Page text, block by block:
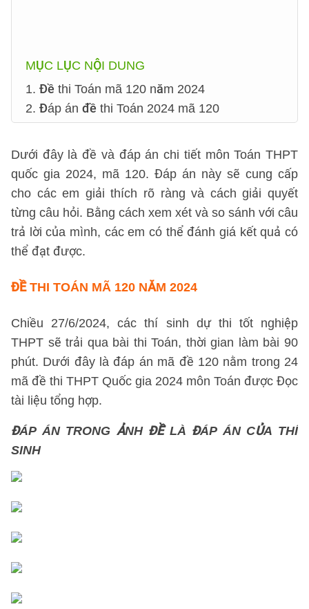
MỤC LỤC NỘI DUNG
1. Đề thi Toán mã 120 năm 2024
2. Đáp án đề thi Toán 2024 mã 120
Dưới đây là đề và đáp án chi tiết môn Toán THPT
quốc gia 2024, mã 120. Đáp án này sẽ cung cấp
cho các em giải thích rõ ràng và cách giải quyết
từng câu hỏi. Bằng cách xem xét và so sánh với câu
trả lời của mình, các em có thể đánh giá kết quả có
thể đạt được.
ĐỀ THI TOÁN MÃ 120 NĂM 2024
Chiều 27/6/2024, các thí sinh dự thi tốt nghiệp
THPT sẽ trải qua bài thi Toán, thời gian làm bài 90
phút. Dưới đây là đáp án mã đề 120 nằm trong 24
mã đề thi THPT Quốc gia 2024 môn Toán được Đọc
tài liệu tổng hợp.
ĐÁP ÁN TRONG ẢNH ĐỀ LÀ ĐÁP ÁN CỦA THÍ
SINH